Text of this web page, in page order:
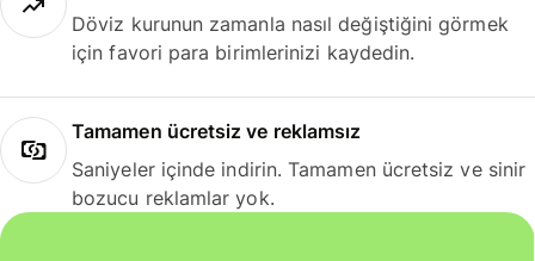
Döviz kurunun zamanla nasıl değiştiğini görmek
için favori para birimlerinizi kaydedin.
Tamamen ücretsiz ve reklamsız
Saniyeler içinde indirin. Tamamen ücretsiz ve sinir
bozucu reklamlar yok.